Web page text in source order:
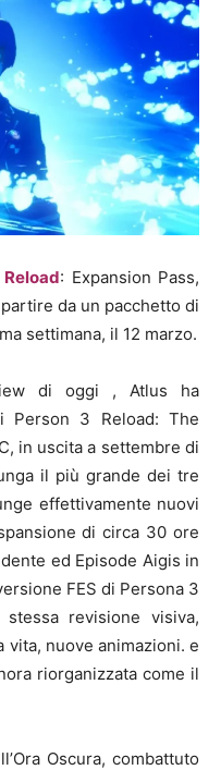
: Expansion Pass,
da un pacchetto di
settimana, il 12 marzo.
di oggi , Atlus ha
Person 3 Reload: The
in uscita a settembre di
il più grande dei tre
effettivamente nuovi
di circa 30 ore
ed Episode Aigis in
FES di Persona 3
revisione visiva,
vita, nuove animazioni. e
riorganizzata come il
Oscura, combattuto